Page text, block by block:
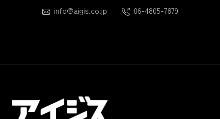
info@aigis.co.jp 06-4805-7879